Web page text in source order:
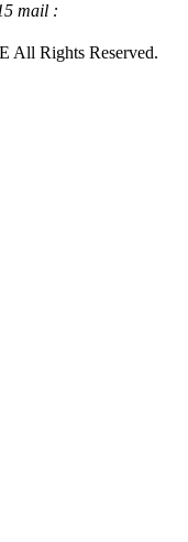
mail :
All Rights Reserved.